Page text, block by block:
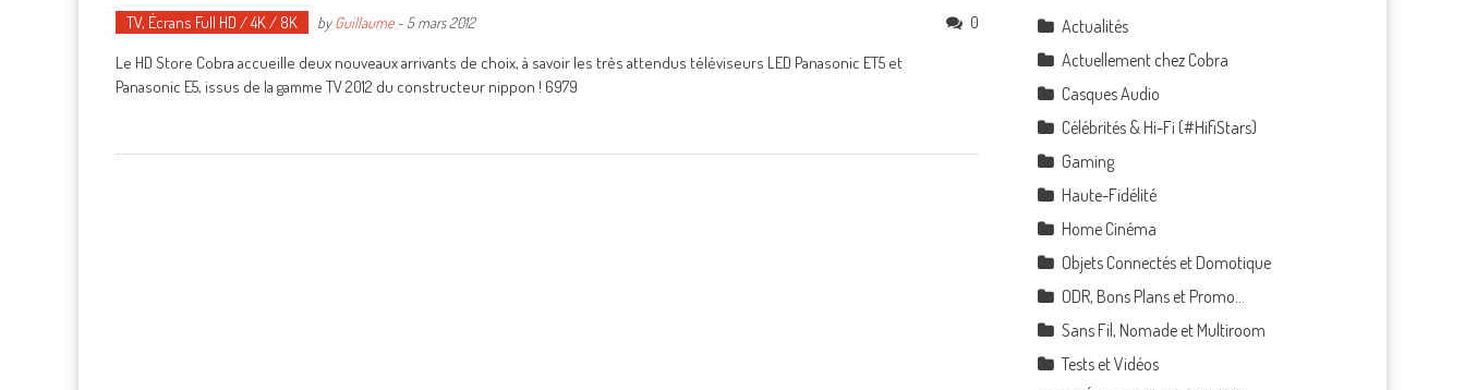
TV, Écrans Full HD / 4K / 8K byGuillaume- 5 mars 2012
0
Le HD Store Cobra accueille deux nouveaux arrivants de choix, à savoir les très attendus téléviseurs LED Panasonic ET5 et
Panasonic E5, issus de la gamme TV 2012 du constructeur nippon ! 6979
Actualités
Actuellement chez Cobra
Casques Audio
Célébrités & Hi-Fi (#HifiStars)
Gaming
Haute-Fidélité
Home Cinéma
Objets Connectés et Domotique
ODR, Bons Plans et Promo…
Sans Fil, Nomade et Multiroom
Tests et Vidéos